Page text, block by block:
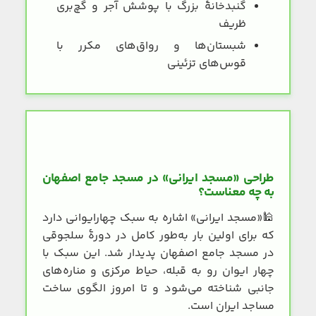
گنبدخانهٔ بزرگ با پوشش آجر و گچ‌بری
ظریف
شبستان‌ها و رواق‌های مکرر با
قوس‌های تزئینی
طراحی «مسجد ایرانی» در مسجد جامع اصفهان
به چه معناست؟
🕌«مسجد ایرانی» اشاره به سبک چهارایوانی دارد
که برای اولین بار به‌طور کامل در دورهٔ سلجوقی
در مسجد جامع اصفهان پدیدار شد. این سبک با
چهار ایوان رو به قبله، حیاط مرکزی و مناره‌های
جانبی شناخته می‌شود و تا امروز الگوی ساخت
مساجد ایران است.